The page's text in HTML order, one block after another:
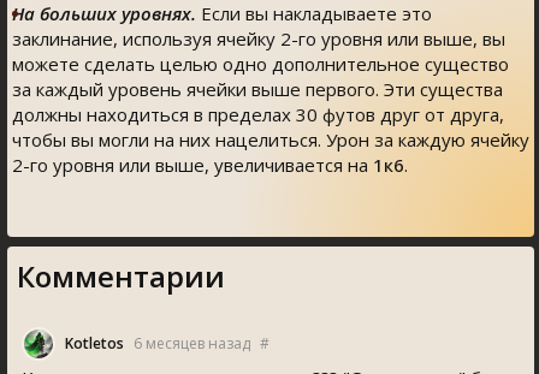
На больших уровнях. Если вы накладываете это
заклинание, используя ячейку 2-го уровня или выше, вы
можете сделать целью одно дополнительное существо
за каждый уровень ячейки выше первого. Эти существа
должны находиться в пределах 30 футов друг от друга,
чтобы вы могли на них нацелиться. Урон за каждую ячейку
2-го уровня или выше, увеличивается на 1к6.
Комментарии
Kotleto 6 месяцев назад #